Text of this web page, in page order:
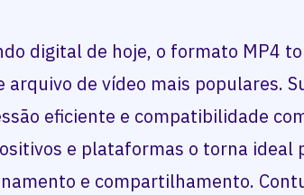
digital de hoje, o formato MP4
arquivo de vídeo mais populares.
eficiente e compatibilidade
e plataformas o torna ideal
e compartilhamento.